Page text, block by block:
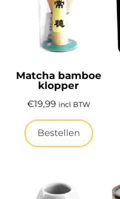
Matcha bamboe
klopper
€19,99 incl BTW
Bestellen